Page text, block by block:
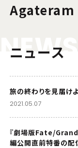
Agateram
NEWS
ニュース
旅の終わりを見届け
2021.05.07
『劇場版Fate/
編公開直前特番の配